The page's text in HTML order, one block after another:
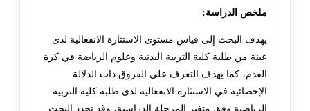
ملخص الدراسة:
يهدف البحث إلى قياس مستوى الاستثارة الانفعالية لدى
عينة من طلبة كلية التربية البدنية وعلوم الرياضة في كرة
القدم، كما يهدف التعرف على الفروق ذات الدلالة
الإحصائية في الاستثارة الانفعالية لدى طلبة كلية التربية
الرياضية وفق متغير المرحلة الدراسية، وقد تحدد البحث